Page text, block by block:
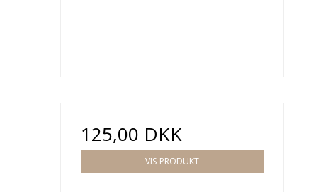
125,00 DKK
VIS PRODUKT